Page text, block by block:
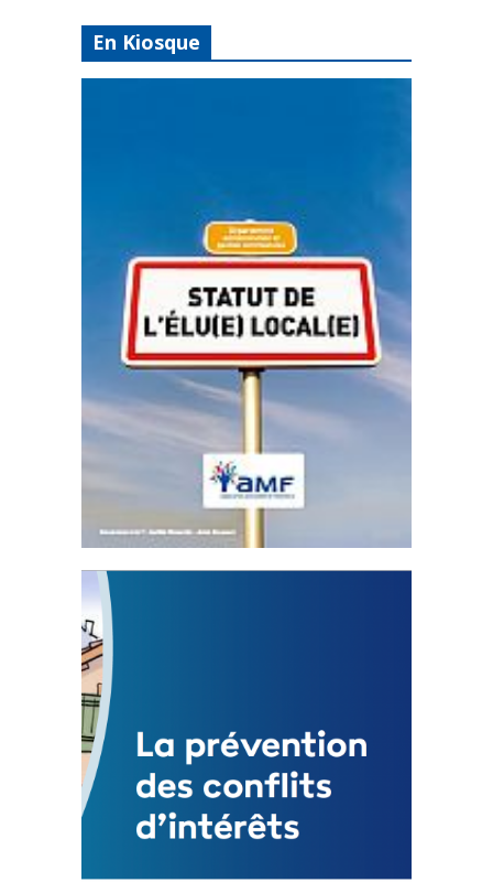
En Kiosque
Statut de l’élu local
3 avril 2024
Mise à jour avril 2024
FEUILLETER